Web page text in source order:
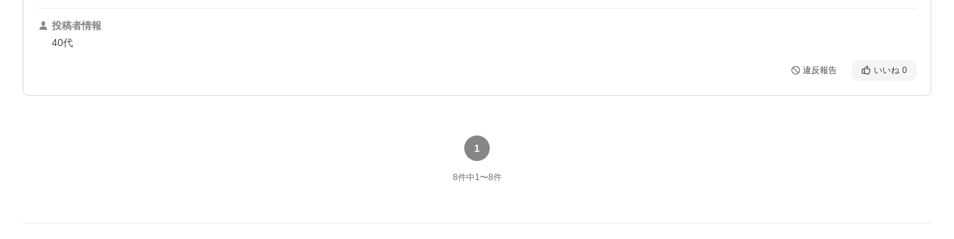
投稿者情報
40代
違反報告 いいね 0
1
8件中1〜8件